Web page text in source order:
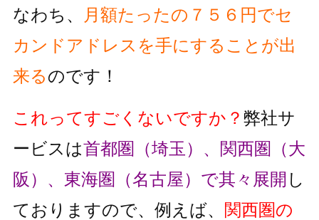
なわち、
月額たったの７５６円でセ
カンドアドレスを手にすることが出
来るのです！
これってすごくないですか？ 弊社サ
ービスは首都圏（埼玉）、関西圏（大
阪）、東海圏（名古屋）で其々展開 し
ておりますので、例えば、 関西圏の